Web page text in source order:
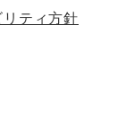
ティ方針